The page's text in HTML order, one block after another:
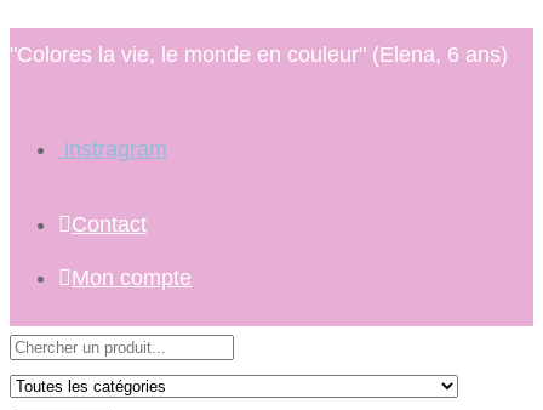
"Colores la vie, le monde en couleur" (Elena, 6 ans)
instragram
Contact
Mon compte